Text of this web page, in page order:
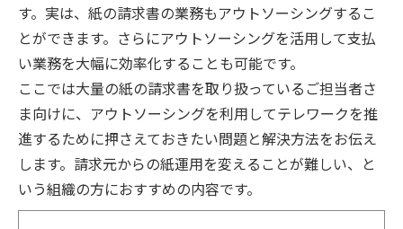
す。実は、紙の請求書の業務もアウトソーシングするこ
とができます。さらにアウトソーシングを活用して支払
い業務を大幅に効率化することも可能です。
ここでは大量の紙の請求書を取り扱っているご担当者さ
ま向けに、アウトソーシングを利用してテレワークを推
進するために押さえておきたい問題と解決方法をお伝え
します。請求元からの紙運用を変えることが難しい、と
いう組織の方におすすめの内容です。